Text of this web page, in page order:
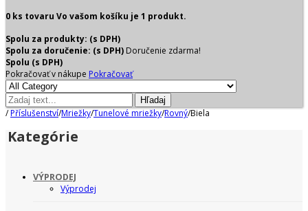
0 ks tovaru Vo vašom košíku je 1 produkt.
Spolu za produkty: (s DPH)
Spolu za doručenie: (s DPH) Doručenie zdarma!
Spolu (s DPH)
Pokračovať v nákupe Pokračovať
Hľadaj
/ Příslušenství/Mriežky/Tunelové mriežky/Rovný/Biela
Kategórie
VÝPRODEJ
Výprodej